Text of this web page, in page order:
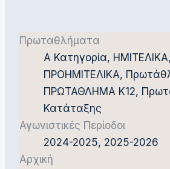
Πρωταθλήματα
Α Κατηγορία,
ΠΡΟΗΜΙΤΕΛΙΚΑ,
ΠΡΩΤΑΘΛΗΜΑ Κ12,
Κατάταξης
Αγωνιστικές Περίοδοι
2024-2025, 2025-2026
Αρχική